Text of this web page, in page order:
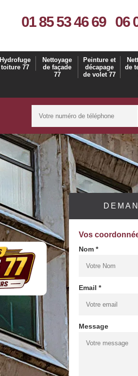
01 85 53 46 69 06
Hydrofuge
toiture 77
Nettoyage
de façade
77
Peinture et
décapage
de volet 77
de
Vos
Nom *
Email *
Message